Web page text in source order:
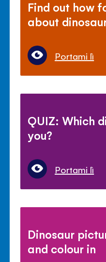
Find out how
about
Portami lì
QUIZ: Which
you?
Portami lì
Dinosaur
and colour in